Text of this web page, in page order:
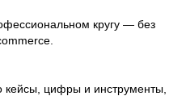
кругу — без
кейсы, цифры и инструменты,